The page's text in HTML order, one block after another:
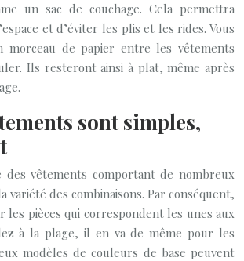
un sac de couchage. Cela permettra
et d’éviter les plis et les rides. Vous
morceau de papier entre les vêtements
Ils resteront ainsi à plat, même après
sont simples,
des vêtements comportant de nombreux
variété des combinaisons. Par conséquent,
les pièces qui correspondent les unes aux
à la plage, il en va de même pour les
modèles de couleurs de base peuvent